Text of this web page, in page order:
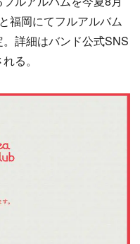
福岡にてフルアルバム
詳細はバンド公式SNS
る。